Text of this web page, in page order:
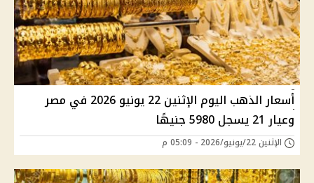
أسعار الذهب اليوم الإثنين 22 يونيو 2026 في مصر
وعيار 21 يسجل 5980 جنيهًا
الإثنين 22/يونيو/2026 - 05:09 م